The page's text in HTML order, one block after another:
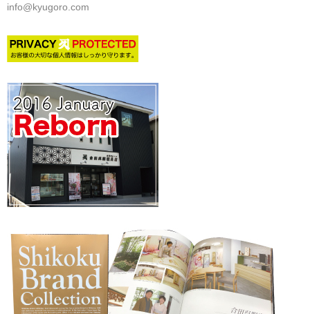
info@kyugoro.com